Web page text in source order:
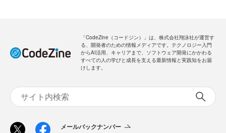
「CodeZine（コードジン）」は、株式会社翔泳社が運営す
る、開発者のための情報メディアです。テクノロジー入門
からAI活用、キャリアまで、ソフトウェア開発にかかわる
すべての人の学びと成長を支える最新情報と実践知をお届
けします。
メールバックナンバー